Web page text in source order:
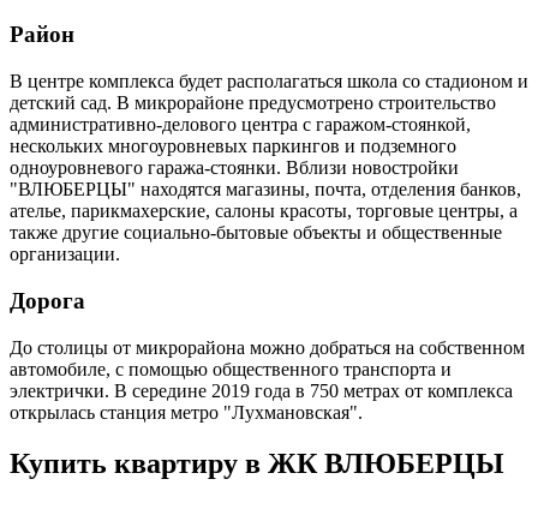
Район
В центре комплекса будет располагаться школа со стадионом и
детский сад. В микрорайоне предусмотрено строительство
административно-делового центра с гаражом-стоянкой,
нескольких многоуровневых паркингов и подземного
одноуровневого гаража-стоянки. Вблизи новостройки
"ВЛЮБЕРЦЫ" находятся магазины, почта, отделения банков,
ателье, парикмахерские, салоны красоты, торговые центры, а
также другие социально-бытовые объекты и общественные
организации.
Дорога
До столицы от микрорайона можно добраться на собственном
автомобиле, с помощью общественного транспорта и
электрички. В середине 2019 года в 750 метрах от комплекса
открылась станция метро "Лухмановская".
Купить квартиру в ЖК ВЛЮБЕРЦЫ